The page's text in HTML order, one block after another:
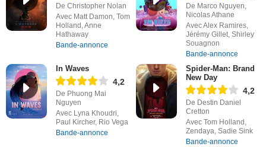
De Christopher Nolan
Avec Matt Damon, Tom
Holland, Anne
Hathaway
Bande-annonce
De Marco Nguyen,
Nicolas Athane
Avec Alex Ramires,
Jérémy Gillet, Shirley
Souagnon
Bande-annonce
In Waves
4,2
De Phuong Mai
Nguyen
Avec Lyna Khoudri,
Paul Kircher, Rio Vega
Bande-annonce
Spider-Man: Brand
New Day
4,2
De Destin Daniel
Cretton
Avec Tom Holland,
Zendaya, Sadie Sink
Bande-annonce